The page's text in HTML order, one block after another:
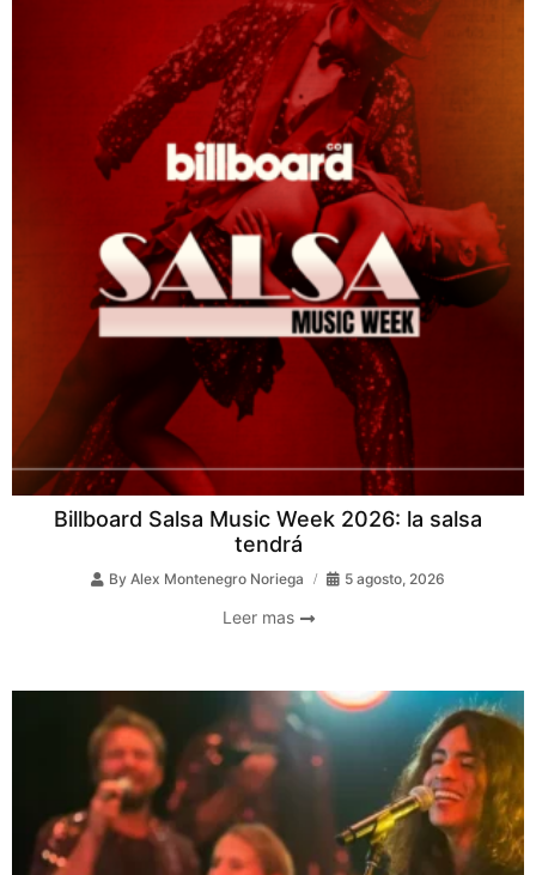
Billboard Salsa Music Week 2026: la salsa
tendrá
By Alex Montenegro Noriega 5 agosto, 2026
Leer mas